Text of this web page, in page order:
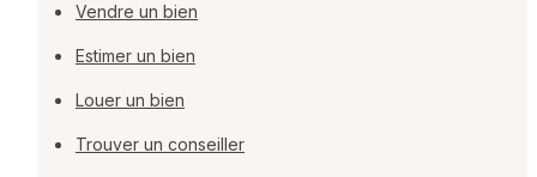
Vendre un bien
Estimer un bien
Louer un bien
Trouver un conseiller